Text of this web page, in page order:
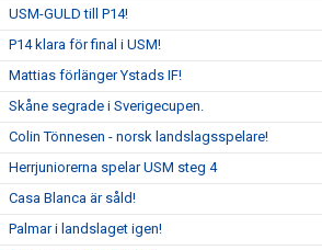
USM-GULD till P14!
P14 klara för final i USM!
Mattias förlänger Ystads IF!
Skåne segrade i Sverigecupen.
Colin Tönnesen - norsk landslagsspelare!
Herrjuniorerna spelar USM steg 4
Casa Blanca är såld!
Palmar i landslaget igen!